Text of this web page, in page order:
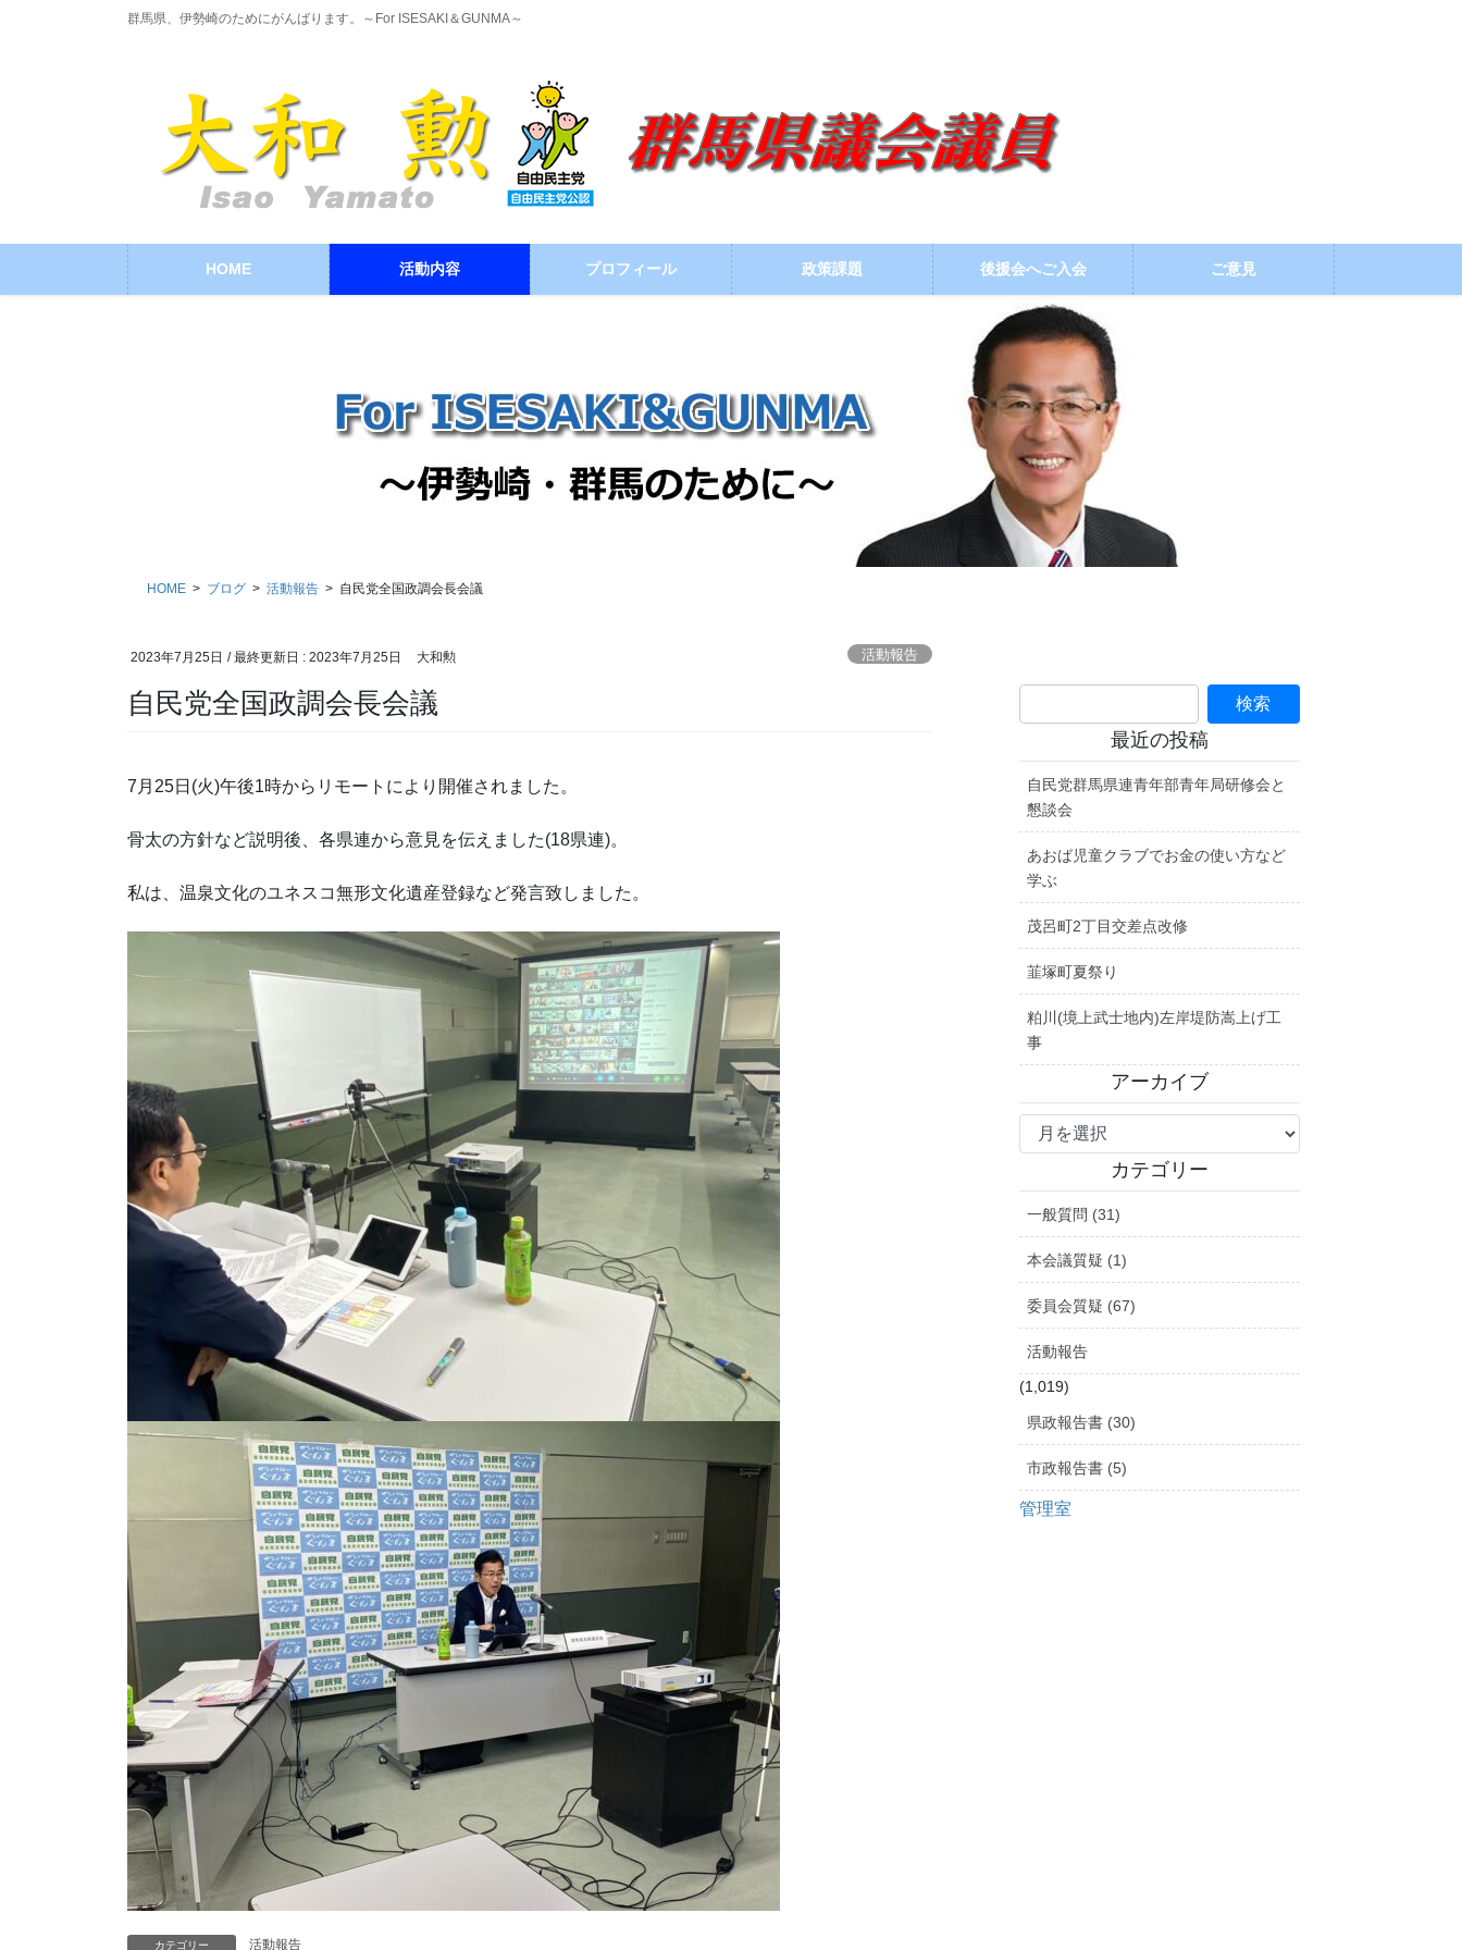
動
群馬県、伊勢崎のためにがんばります。～For ISESAKI＆GUNMA～
HOME 活動内容 プロフィール 政策課題 後援会へご入会 ご意見
ブログ
HOME ブログ 活動報告 自民党全国政調会長会議
2023年7月25日 / 最終更新日 : 2023年7月25日 大和勲 活動報告
自民党全国政調会長会議
7月25日(火)午後1時からリモートにより開催されました。
骨太の方針など説明後、各県連から意見を伝えました(18県連)。
私は、温泉文化のユネスコ無形文化遺産登録など発言致しました。
カテゴリー 活動報告
最近の投稿
自民党群馬県連青年部青年局研修会と
懇談会
あおば児童クラブでお金の使い方など
学ぶ
茂呂町2丁目交差点改修
韮塚町夏祭り
粕川(境上武士地内)左岸堤防嵩上げ工
事
アーカイブ
ア
イ
ブ
カテゴリー
一般質問 (31)
本会議質疑 (1)
委員会質疑 (67)
活動報告
(1,019)
県政報告書 (30)
市政報告書 (5)
管理室